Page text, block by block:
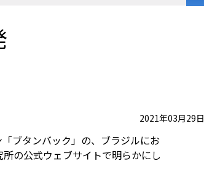
2021年03月29日
ブタンバック」の、ブラジルにお
の公式ウェブサイトで明らかにし